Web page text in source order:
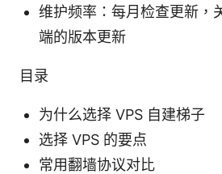
维护频率：每月检查更新，
端的版本更新
目录
为什么选择 VPS 自建梯子
选择 VPS 的要点
常用翻墙协议对比